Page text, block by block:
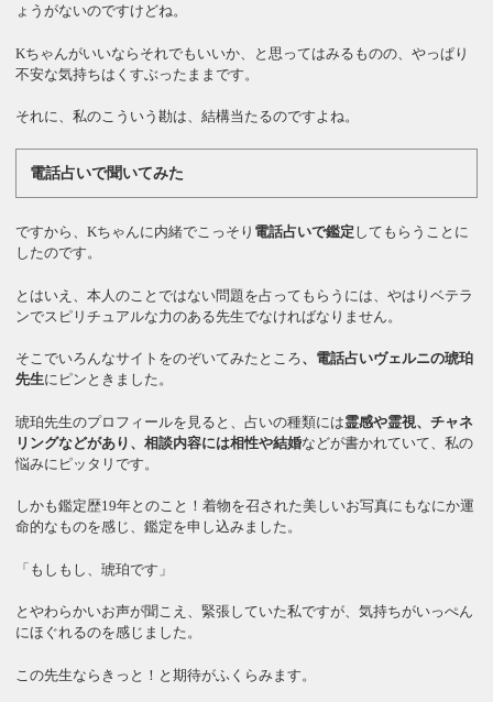
ょうがないのですけどね。
Kちゃんがいいならそれでもいいか、と思ってはみるものの、やっぱり
不安な気持ちはくすぶったままです。
それに、私のこういう勘は、結構当たるのですよね。
電話占いで聞いてみた
ですから、Kちゃんに内緒でこっそり 電話占いで鑑定 してもらうことに
したのです。
とはいえ、本人のことではない問題を占ってもらうには、やはりベテラ
ンでスピリチュアルな力のある先生でなければなりません。
そこでいろんなサイトをのぞいてみたところ、電話占いヴェルニの琥珀
先生にピンときました。
琥珀先生のプロフィールを見ると、占いの種類には霊感や霊視、チャネ
リングなどがあり、相談内容には相性や結婚などが書かれていて、私の
悩みにピッタリです。
しかも鑑定歴19年とのこと！着物を召された美しいお写真にもなにか運
命的なものを感じ、鑑定を申し込みました。
「もしもし、琥珀です」
とやわらかいお声が聞こえ、緊張していた私ですが、気持ちがいっぺん
にほぐれるのを感じました。
この先生ならきっと！と期待がふくらみます。